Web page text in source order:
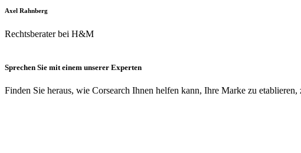
Axel Rahnberg
Rechtsberater bei H&M
Sprechen Sie mit einem unserer Experten
Finden Sie heraus, wie Corsearch Ihnen helfen kann, Ihre Marke zu